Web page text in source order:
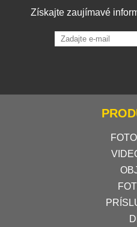
Získajte zaujímavé